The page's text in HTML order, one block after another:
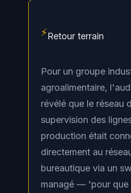
⚡Retour terrain
Pour un groupe
agroalimentaire,
révélé que le réseau
supervision des
production était
directement au
bureautique via un
managé — 'pour que